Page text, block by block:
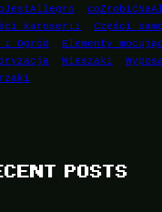
karoserii
Części
i Ogród
Elementy
Wieszaki
POSTS